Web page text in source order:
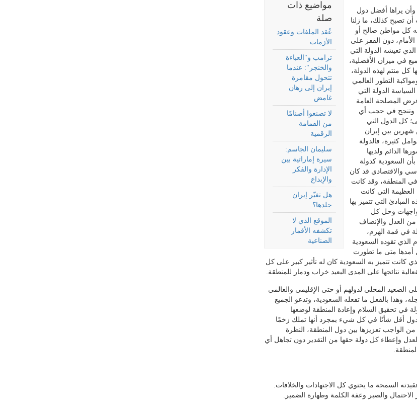
مواضيع ذات
صلة
عُقد الملفات وعقود
الأزمات
ترامب و"العباءة
والخنجر": عندما
تتحول مقامرة
إيران إلى رهان
غامض
لا تصنعوا أصنامًا
من القمامة
الرقمية
سليمان الجاسم:
سيرة إماراتية بين
الإدارة والفكر
والإبداع
هل تغيّر إيران
جلدها؟
الموقع الذي لا
تكشفه الأقمار
الصناعية
يراها أفضل دول
أن تصبح كذلك، ما زلنا
كل مواطن صالح أو
دون القفز على
تعيشه الدولة التي
في ميزان الأفضلية،
كل منتم لهذه الدولة،
التطور العالمي
الدولة التي
المصلحة العامة
وتنجح في حجب أي
كل الدول التي
بين إيران
كثيرة، فالدولة
الدائم ولديها
السعودية كدولة
والاقتصادي قد كان
في المنطقة، وقد كانت
العظيمة التي كانت
التي تتميز بها
وحل كل
من العدل والإنصاف
في قمة الهرم،
الذي تقوده السعودية
أمدها متى ما تطورت
كانت تتميز به السعودية كان له تأثير كبير على كل
نتائجها على المدى البعيد خراب ودمار للمنطقة.
الصعيد المحلي لدولهم أو حتى الإقليمي والعالمي
وهذا بالفعل ما تفعله السعودية، وتدعو الجميع
في تحقيق السلام وإعادة المنطقة لوضعها
أقل شأنًا في كل شيء بمجرد أنها تملك زخمًا
من الواجب تعزيزها بين دول المنطقة، النظرة
وإعطاء كل دولة حقها من التقدير دون تجاهل أي
السمحة ما يحتوي كل الاجتهادات والخلافات.
والصبر وعفة الكلمة وطهارة الضمير.